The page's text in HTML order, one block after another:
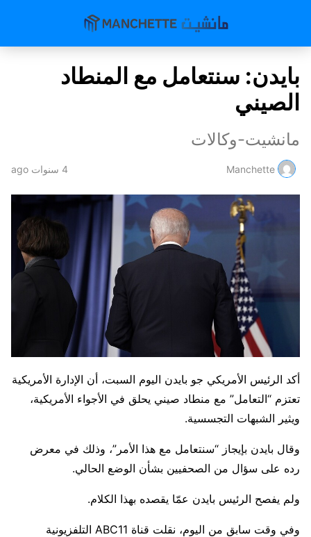
بايدن: سنتعامل مع المنطاد
الصيني
مانشيت-وكالات
Manchette 4 سنوات ago
أكد الرئيس الأمريكي جو بايدن اليوم السبت، أن الإدارة الأمريكية
تعتزم “التعامل” مع منطاد صيني يحلق في الأجواء الأمريكية،
ويثير الشبهات التجسسية.
وقال بايدن بإيجاز “سنتعامل مع هذا الأمر”، وذلك في معرض
رده على سؤال من الصحفيين بشأن الوضع الحالي.
ولم يفصح الرئيس بايدن عمّا يقصده بهذا الكلام.
وفي وقت سابق من اليوم، نقلت قناة ABC11 التلفزيونية